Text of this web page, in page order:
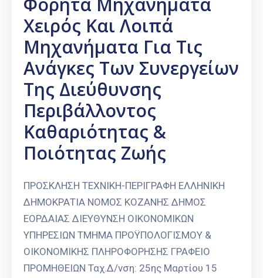
Χειρός Και Λοιπά
Μηχανήματα Για Τις
Ανάγκες Των Συνεργείων
Της Διεύθυνσης
Περιβάλλοντος
Καθαριότητας &
Ποιότητας Ζωής
ΠΡΟΣΚΛΗΣΗ ΤΕΧΝΙΚΗ-ΠΕΡΙΓΡΑΦΗ ΕΛΛΗΝΙΚΗ
ΔΗΜΟΚΡΑΤΙΑ ΝΟΜΟΣ ΚΟΖΑΝΗΣ ΔΗΜΟΣ
ΕΟΡΔΑΙΑΣ ΔΙΕΥΘΥΝΣΗ ΟΙΚΟΝΟΜΙΚΩΝ
ΥΠΗΡΕΣΙΩΝ ΤΜΗΜΑ ΠΡΟΫΠΟΛΟΓΙΣΜΟΥ &
ΟΙΚΟΝΟΜΙΚΗΣ ΠΛΗΡΟΦΟΡΗΣΗΣ ΓΡΑΦΕΙΟ
ΠΡΟΜΗΘΕΙΩΝ Ταχ.Δ/νση: 25ης Μαρτίου 15